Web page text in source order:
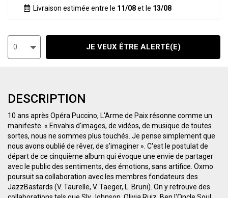
Livraison estimée entre le 11/08et le 13/08
0 JE VEUX ÊTRE ALERTÉ(E)
DESCRIPTION
10 ans après Opéra Puccino, L'Arme de Paix résonne comme un
manifeste. « Envahis d'images, de vidéos, de musique de toutes
sortes, nous ne sommes plus touchés. Je pense simplement que
nous avons oublié de rêver, de s'imaginer ». C'est le postulat de
départ de ce cinquième album qui évoque une envie de partager
avec le public des sentiments, des émotions, sans artifice. Oxmo
poursuit sa collaboration avec les membres fondateurs des
JazzBastards (V. Taurelle, V. Taeger, L. Bruni). On y retrouve des